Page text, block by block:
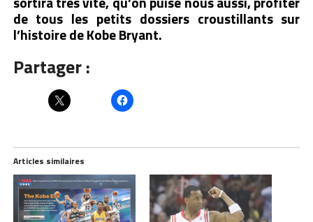
de tous les petits dossiers croustillants sur
l’histoire de Kobe Bryant.
Partager :
Articles similaires